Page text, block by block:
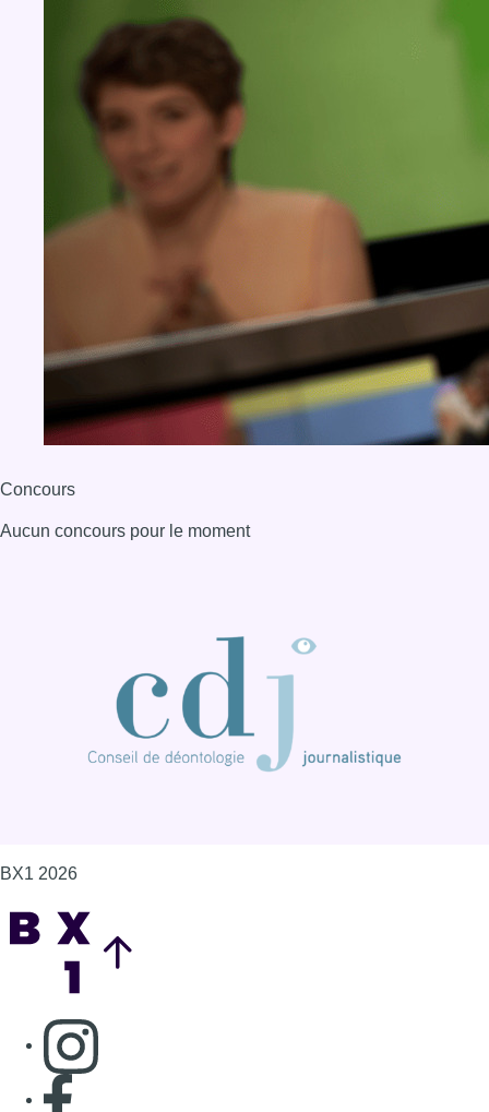
Concours
Aucun concours pour le moment
BX1 2026
Consulter page Instagram
Consulter page Facebook